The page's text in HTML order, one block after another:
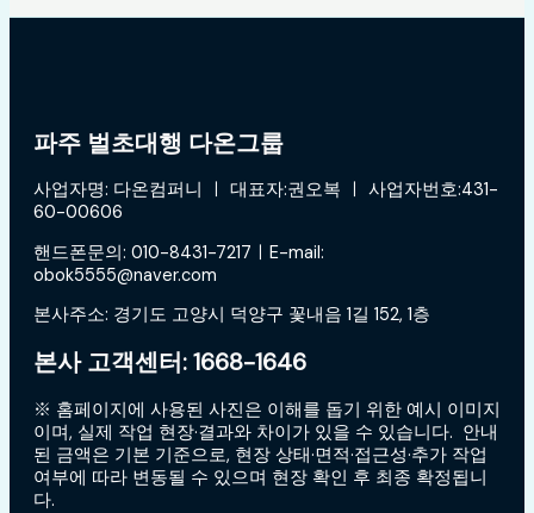
파주 벌초대행 다온그룹
사업자명: 다온컴퍼니 ㅣ 대표자:권오복 ㅣ 사업자번호:431-
60-00606
핸드폰문의: 010-8431-7217ㅣE-mail:
obok5555@naver.com
본사주소: 경기도 고양시 덕양구 꽃내음 1길 152, 1층
본사 고객센터: 1668-1646
※ 홈페이지에 사용된 사진은 이해를 돕기 위한 예시 이미지
이며, 실제 작업 현장·결과와 차이가 있을 수 있습니다. 안내
된 금액은 기본 기준으로, 현장 상태·면적·접근성·추가 작업
여부에 따라 변동될 수 있으며 현장 확인 후 최종 확정됩니
다.